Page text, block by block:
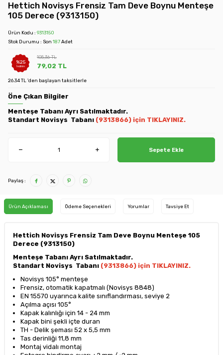
Hettich Novisys Frensiz Tam Deve Boynu Menteşe
105 Derece (9313150)
Ürün Kodu : 9313150
Stok Durumu : Son 187Adet
%25
İndirim
105,36TL
79,02 TL
26.34 TL 'den başlayan taksitlerle
Öne Çıkan Bilgiler
Menteşe Tabanı Ayrı Satılmaktadır.
Standart Novisys Tabanı (9313866) için TIKLAYINIZ.
Sepete Ekle
Paylaş :
Ürün Açıklaması Ödeme Seçenekleri Yorumlar Tavsiye Et
Hettich Novisys Frensiz Tam Deve Boynu Menteşe 105
Derece (9313150)
Menteşe Tabanı Ayrı Satılmaktadır.
Standart Novisys Tabanı (9313866) için TIKLAYINIZ.
Novisys 105° menteşe
Frensiz, otomatik kapatmalı (Novisys 8848)
EN 15570 uyarınca kalite sınıflandırması, seviye 2
Açılma açısı 105°
Kapak kalınlığı için 14 - 24 mm
Kapak bini şekli içte duran
TH - Delik şeması 52 x 5,5 mm
Tas derinliği 11,8 mm
Montaj vidalı montaj